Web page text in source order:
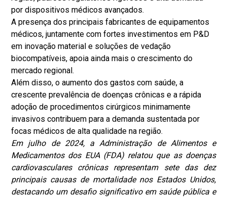
por dispositivos médicos avançados.
A presença dos principais fabricantes de equipamentos
médicos, juntamente com fortes investimentos em P&D
em inovação material e soluções de vedação
biocompatíveis, apoia ainda mais o crescimento do
mercado regional.
Além disso, o aumento dos gastos com saúde, a
crescente prevalência de doenças crônicas e a rápida
adoção de procedimentos cirúrgicos minimamente
invasivos contribuem para a demanda sustentada por
focas médicos de alta qualidade na região.
Em julho de 2024, a Administração de Alimentos e
Medicamentos dos EUA (FDA) relatou que as doenças
cardiovasculares crônicas representam sete das dez
principais causas de mortalidade nos Estados Unidos,
destacando um desafio significativo em saúde pública e